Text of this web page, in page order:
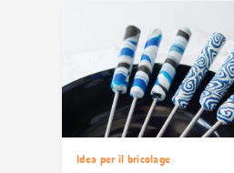
Idea per il bricolage